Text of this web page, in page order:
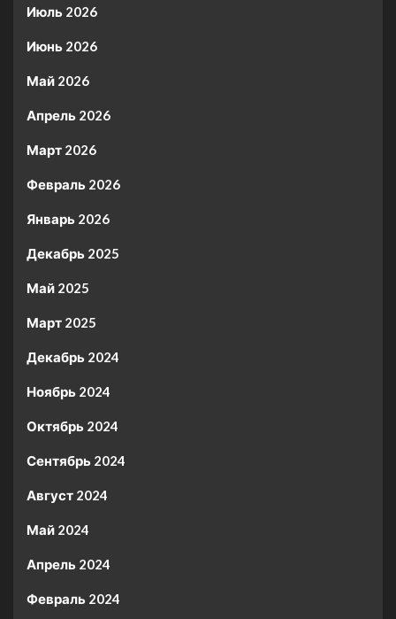
Июль 2026
Июнь 2026
Май 2026
Апрель 2026
Март 2026
Февраль 2026
Январь 2026
Декабрь 2025
Май 2025
Март 2025
Декабрь 2024
Ноябрь 2024
Октябрь 2024
Сентябрь 2024
Август 2024
Май 2024
Апрель 2024
Февраль 2024